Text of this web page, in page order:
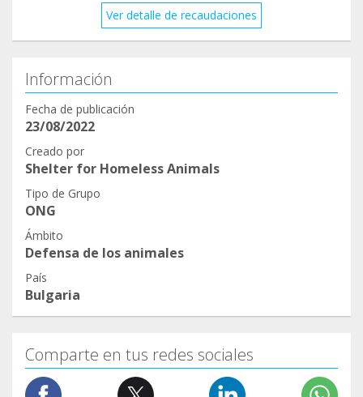
Ver detalle de recaudaciones
Información
Fecha de publicación
23/08/2022
Creado por
Shelter for Homeless Animals
Tipo de Grupo
ONG
Ámbito
Defensa de los animales
País
Bulgaria
Comparte en tus redes sociales